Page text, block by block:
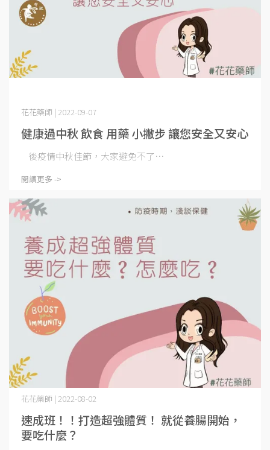
健康過中秋 飲食 用藥 小撇步 讓您安全又安心
花花藥師 | 2022-09-07
後疫情中秋佳節，大家避免不了⋯
閱讀更多 ->
速成班！！打造超強體質！ 就從養腸開始，
要吃什麼？
花花藥師 | 2022-08-02